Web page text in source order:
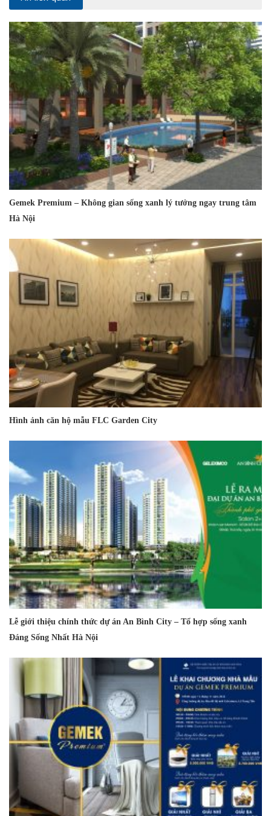
Gemek Premium – Không gian sống xanh lý tưởng ngay trung tâm
Hà Nội
Hình ảnh căn hộ mẫu FLC Garden City
Lễ giới thiệu chính thức dự án An Bình City – Tổ hợp sống xanh
Đáng Sống Nhất Hà Nội